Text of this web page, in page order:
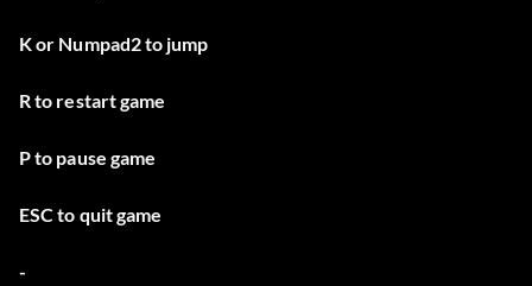
K or Numpad2 to jump
R to restart game
P to pause game
ESC to quit game
-